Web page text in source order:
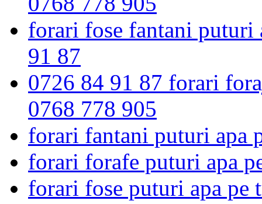
forari fose fantani puturi
91 87
0726 84 91 87 forari
0768 778 905
forari fantani puturi apa
forari forafe puturi apa
forari fose puturi apa pe